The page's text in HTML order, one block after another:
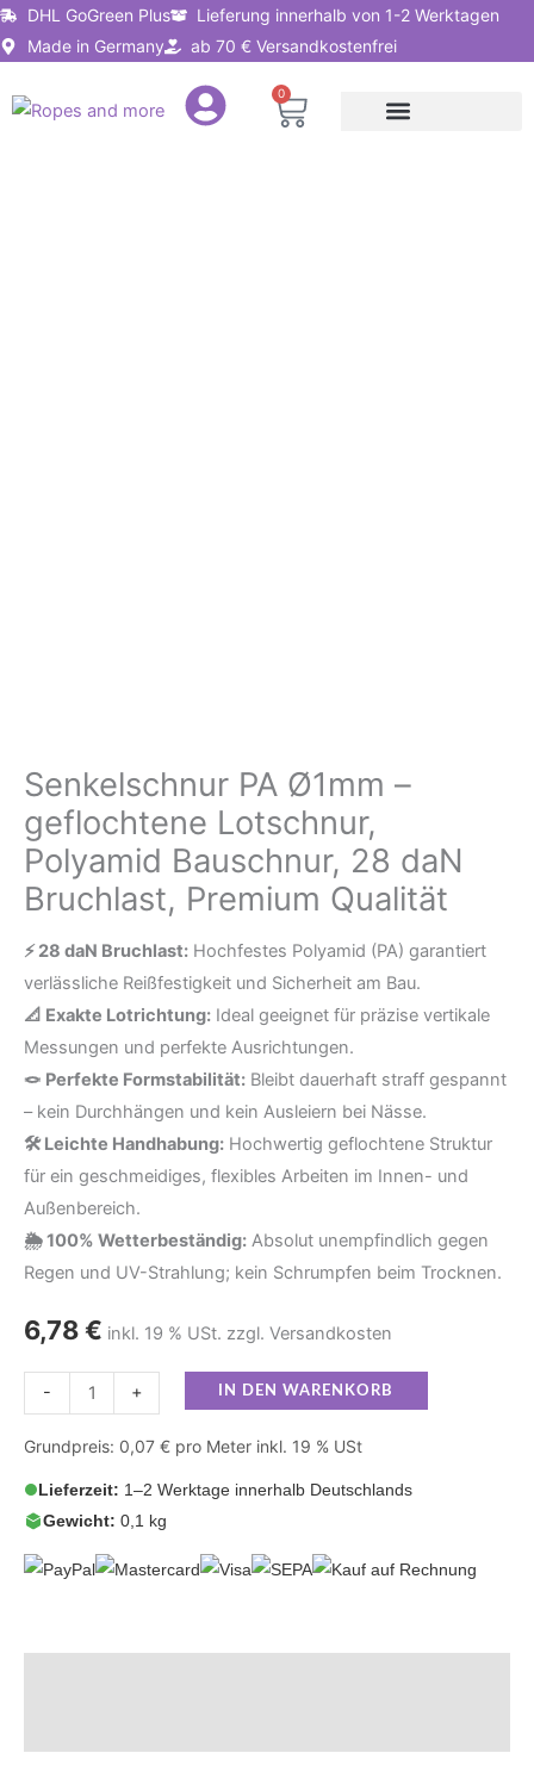
Zum
Inhalt
DHL GoGreen Plus
Lieferung innerhalb von 1-2 Werktagen
Made in Germany
ab 70 € Versandkostenfrei
0
Warenkorb
Senkelschnur PA Ø1mm –
geflochtene Lotschnur,
Polyamid Bauschnur, 28 daN
Bruchlast, Premium Qualität
⚡ 28 daN Bruchlast: Hochfestes Polyamid (PA) garantiert
verlässliche Reißfestigkeit und Sicherheit am Bau.
📐 Exakte Lotrichtung: Ideal geeignet für präzise vertikale
Messungen und perfekte Ausrichtungen.
🪢 Perfekte Formstabilität: Bleibt dauerhaft straff gespannt
– kein Durchhängen und kein Ausleiern bei Nässe.
🛠️ Leichte Handhabung: Hochwertig geflochtene Struktur
für ein geschmeidiges, flexibles Arbeiten im Innen- und
Außenbereich.
🌦️ 100% Wetterbeständig: Absolut unempfindlich gegen
Regen und UV-Strahlung; kein Schrumpfen beim Trocknen.
6,78€ inkl. 19 % USt. zzgl. Versandkosten
- + IN DEN WARENKORB
Grundpreis: 0,07 € pro Meter inkl. 19 % USt
Lieferzeit: 1–2 Werktage innerhalb Deutschlands
Gewicht: 0,1 kg